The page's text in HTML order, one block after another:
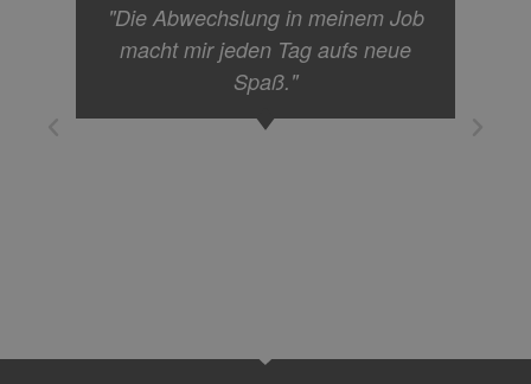
"Die Abwechslung in meinem Job
macht mir jeden Tag aufs neue
Spaß."